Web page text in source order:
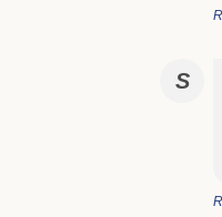
S